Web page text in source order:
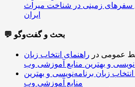
زمینی در شناخت میراث
ایران
💬 بحث و گفت‌وگو
عمومی در راهنمای انتخاب زبان
و بهترین منابع آموزشی وب
زبان برنامه‌نویسی و بهترین
منابع آموزشی وب